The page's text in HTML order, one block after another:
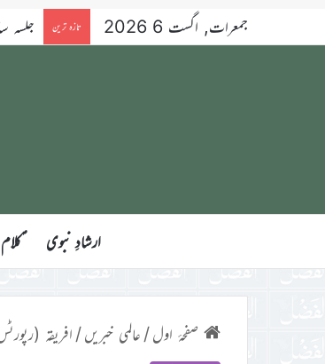
جمعرات, اگست 6 2026 تازہ ترین
ارشادِ نبوی
صفحۂ اول/ عالمی خبریں/ افریقہ